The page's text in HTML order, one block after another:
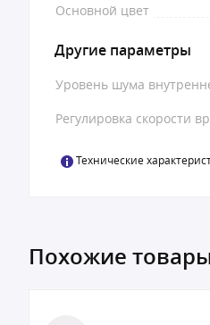
Основной цвет
Другие параметры
Уровень шума
Регулировка скорости
Технические
Похожие